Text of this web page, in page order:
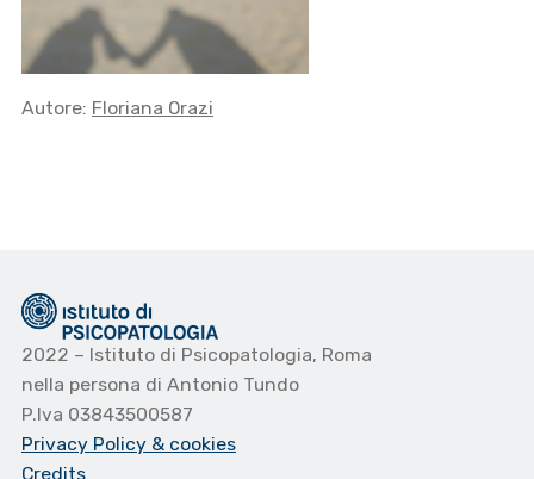
Autore: Floriana Orazi
2022 – Istituto di Psicopatologia, Roma
nella persona di Antonio Tundo
P.Iva 03843500587
Privacy Policy & cookies
Credits